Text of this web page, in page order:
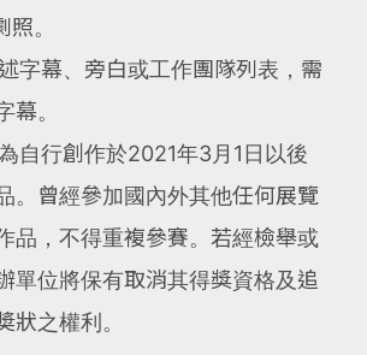
。
字幕、旁白或工作團隊列表，需
幕。
自行創作於2021年3月1日以後
。曾經參加國內外其他任何展覽
品，不得重複參賽。若經檢舉或
單位將保有取消其得獎資格及追
狀之權利。